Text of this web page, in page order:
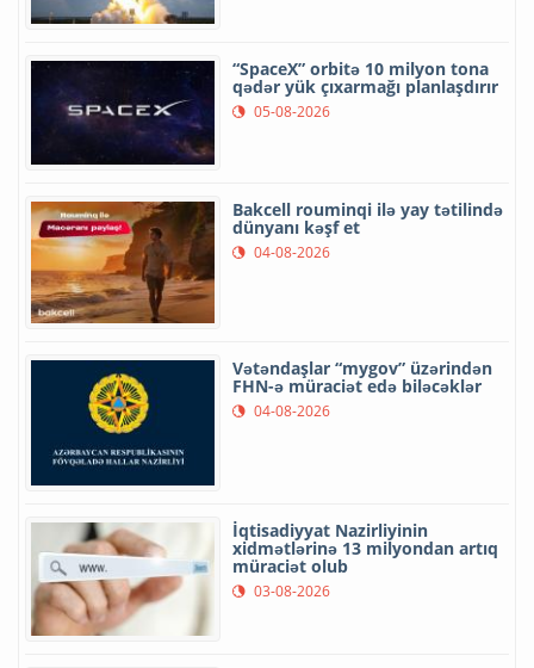
“SpaceX” orbitə 10 milyon tona
qədər yük çıxarmağı planlaşdırır
05-08-2026
Bakcell rouminqi ilə yay tətilində
dünyanı kəşf et
04-08-2026
Vətəndaşlar “mygov” üzərindən
FHN-ə müraciət edə biləcəklər
04-08-2026
İqtisadiyyat Nazirliyinin
xidmətlərinə 13 milyondan artıq
müraciət olub
03-08-2026